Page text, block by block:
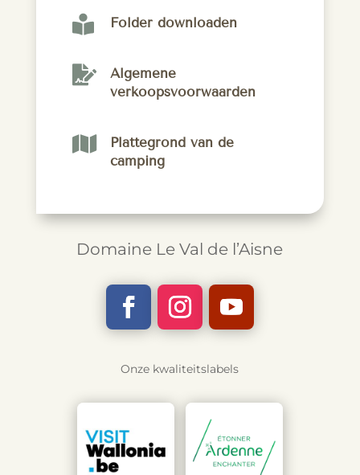
 Folder downloaden

Algemene
verkoopsvoorwaarden

Plattegrond van de
camping
Domaine Le Val de l’Aisne
Onze kwaliteitslabels